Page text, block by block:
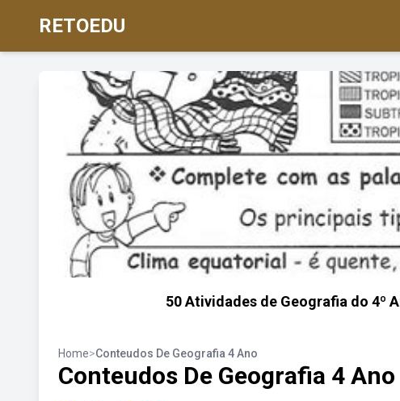
RETOEDU
50 Atividades de Geografia do 4º
Home>Conteudos De Geografia 4 Ano
Conteudos De Geografia 4 Ano